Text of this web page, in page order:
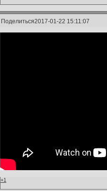
Поделиться2017-01-22 15:11:07
+1